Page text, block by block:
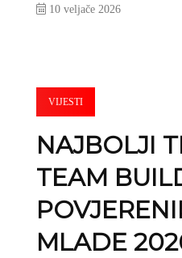
10 veljače 2026
VIJESTI
NAJBOLJI
TEAM
MLADE